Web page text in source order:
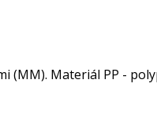
(MM). Materiál PP -